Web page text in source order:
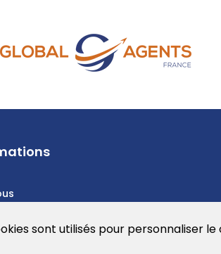
sont utilisés pour personnaliser